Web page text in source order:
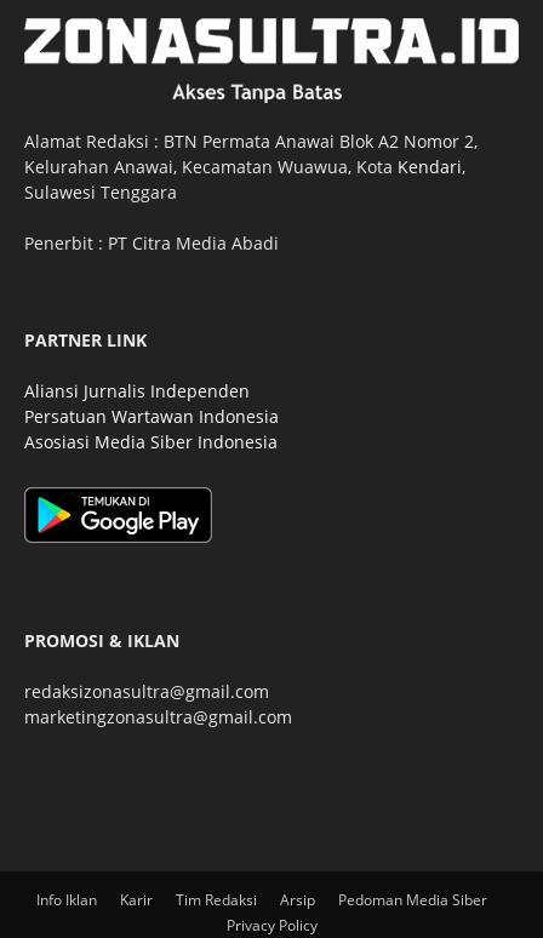
Alamat Redaksi : BTN Permata Anawai Blok A2 Nomor 2,
Kelurahan Anawai, Kecamatan Wuawua, Kota Kendari,
Sulawesi Tenggara
Penerbit : PT Citra Media Abadi
PARTNER LINK
Aliansi Jurnalis Independen
Persatuan Wartawan Indonesia
Asosiasi Media Siber Indonesia
PROMOSI & IKLAN
redaksizonasultra@gmail.com
marketingzonasultra@gmail.com
Info Iklan Karir Tim Redaksi Arsip
Pedoman Media Siber
Privacy Policy